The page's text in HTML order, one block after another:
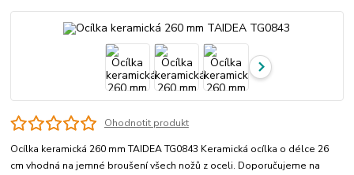
Ohodnotit produkt
Ocílka keramická 260 mm TAIDEA TG0843 Keramická ocílka o délce 26
cm vhodná na jemné broušení všech nožů z oceli. Doporučujeme na